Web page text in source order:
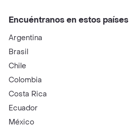
Encuéntranos en estos países
Argentina
Brasil
Chile
Colombia
Costa Rica
Ecuador
México